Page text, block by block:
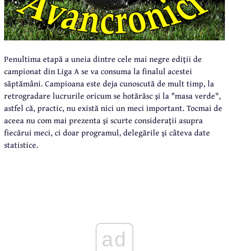
Penultima etapă a uneia dintre cele mai negre ediţii de
campionat din Liga A se va consuma la finalul acestei
săptămâni. Campioana este deja cunoscută de mult timp, la
retrogradare lucrurile oricum se hotărăsc şi la "masa verde",
astfel că, practic, nu există nici un meci important. Tocmai de
aceea nu com mai prezenta şi scurte consideraţii asupra
fiecărui meci, ci doar programul, delegările şi câteva date
statistice.
ad